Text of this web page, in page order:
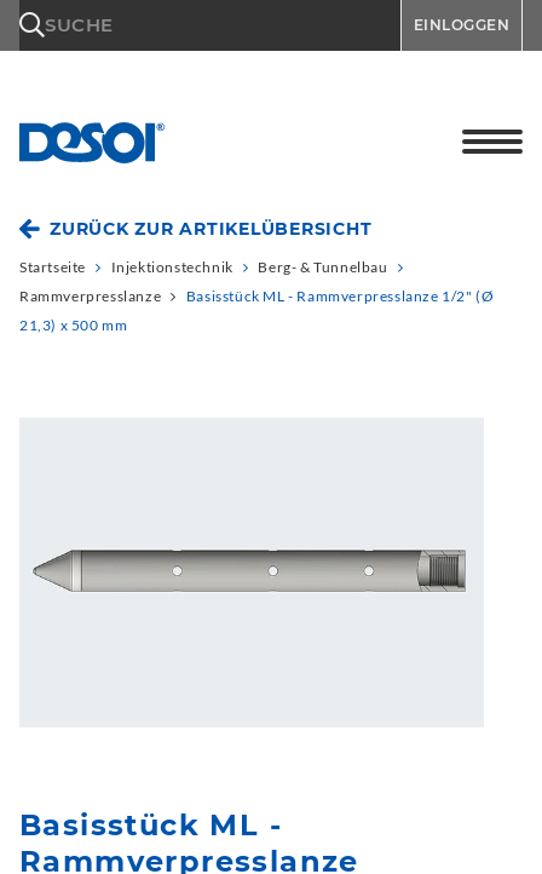
SUCHE EINLOGGEN
ZURÜCK ZUR ARTIKELÜBERSICHT
Startseite Injektionstechnik
Berg- & Tunnelbau
Rammverpresslanze
Basisstück ML - Rammverpresslanze 1/2" (Ø
21,3) x 500 mm
Basisstück ML -
Rammverpresslanze